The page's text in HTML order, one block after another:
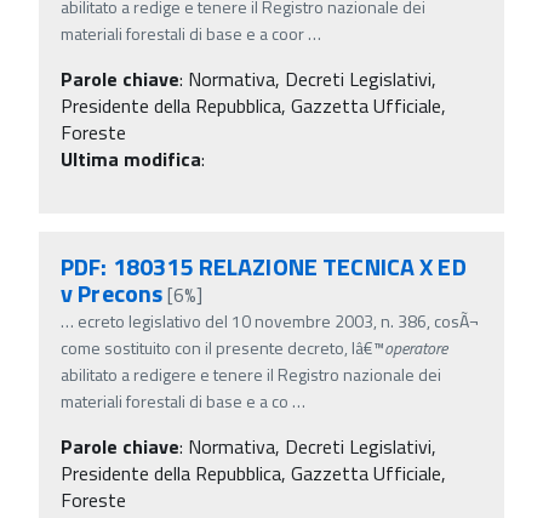
abilitato a redige e tenere il Registro nazionale dei
materiali forestali di base e a coor…
Parole chiave: Normativa, Decreti Legislativi,
Presidente della Repubblica, Gazzetta Ufficiale,
Foreste
Ultima modifica:
PDF: 180315 RELAZIONE TECNICA X ED
v Precons[6%]
… ecreto legislativo del 10 novembre 2003, n. 386, cosÃ¬
come sostituito con il presente decreto, lâ€™operatore
abilitato a redigere e tenere il Registro nazionale dei
materiali forestali di base e a co …
Parole chiave: Normativa, Decreti Legislativi,
Presidente della Repubblica, Gazzetta Ufficiale,
Foreste